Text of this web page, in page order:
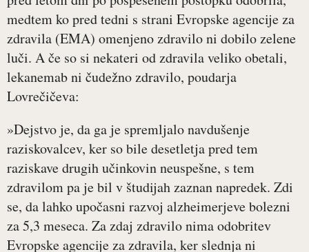
medtem ko pred tedni s strani Evropske agencije za
zdravila (EMA) omenjeno zdravilo ni dobilo zelene
luči. A če so si nekateri od zdravila veliko obetali,
lekanemab ni čudežno zdravilo, poudarja
Lovrečičeva:
»Dejstvo je, da ga je spremljalo navdušenje
raziskovalcev, ker so bile desetletja pred tem
raziskave drugih učinkovin neuspešne, s tem
zdravilom pa je bil v študijah zaznan napredek. Zdi
se, da lahko upočasni razvoj alzheimerjeve bolezni
za 5,3 meseca. Za zdaj zdravilo nima odobritev
Evropske agencije za zdravila, ker slednja ni